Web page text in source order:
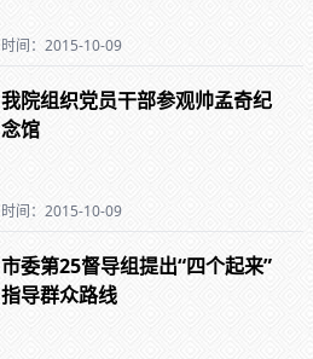
时间：2015-10-09
我院组织党员干部参观帅孟奇纪
念馆
时间：2015-10-09
市委第25督导组提出“四个起来”
指导群众路线